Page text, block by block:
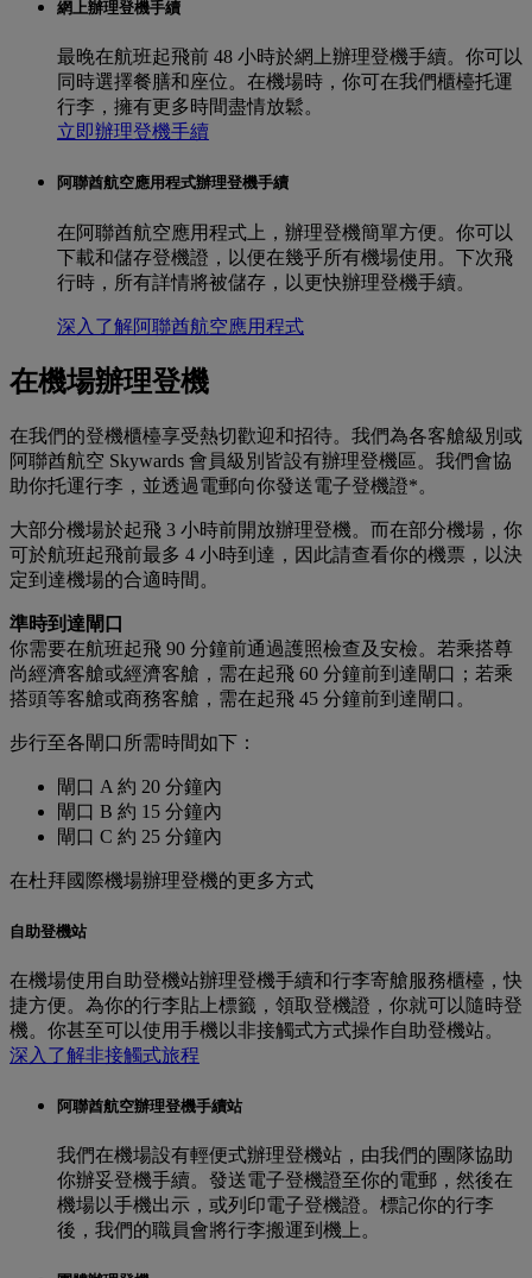
網上辦理登機手續
最晚在航班起飛前 48 小時於網上辦理登機手續。你可以
同時選擇餐膳和座位。在機場時，你可在我們櫃檯托運
行李，擁有更多時間盡情放鬆。
立即辦理登機手續
阿聯酋航空應用程式辦理登機手續
在阿聯酋航空應用程式上，辦理登機簡單方便。你可以
下載和儲存登機證，以便在幾乎所有機場使用。下次飛
行時，所有詳情將被儲存，以更快辦理登機手續。
深入了解阿聯酋航空應用程式
在機場辦理登機
在我們的登機櫃檯享受熱切歡迎和招待。我們為各客艙級別或
阿聯酋航空 Skywards 會員級別皆設有辦理登機區。我們會協
助你托運行李，並透過電郵向你發送電子登機證*。
大部分機場於起飛 3 小時前開放辦理登機。而在部分機場，你
可於航班起飛前最多 4 小時到達，因此請查看你的機票，以決
定到達機場的合適時間。
準時到達閘口
你需要在航班起飛 90 分鐘前通過護照檢查及安檢。若乘搭尊
尚經濟客艙或經濟客艙，需在起飛 60 分鐘前到達閘口；若乘
搭頭等客艙或商務客艙，需在起飛 45 分鐘前到達閘口。
步行至各閘口所需時間如下：
閘口 A 約 20 分鐘內
閘口 B 約 15 分鐘內
閘口 C 約 25 分鐘內
在杜拜國際機場辦理登機的更多方式
自助登機站
在機場使用自助登機站辦理登機手續和行李寄艙服務櫃檯，快
捷方便。為你的行李貼上標籤，領取登機證，你就可以隨時登
機。你甚至可以使用手機以非接觸式方式操作自助登機站。
深入了解非接觸式旅程
阿聯酋航空辦理登機手續站
我們在機場設有輕便式辦理登機站，由我們的團隊協助
你辦妥登機手續。發送電子登機證至你的電郵，然後在
機場以手機出示，或列印電子登機證。標記你的行李
後，我們的職員會將行李搬運到機上。